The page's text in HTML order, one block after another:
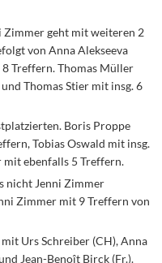
Zimmer geht mit weiteren 2
von Anna Alekseeva
8 Treffern. Thomas Müller
Thomas Stier mit insg. 6
Boris Proppe
Tobias Oswald mit insg.
ebenfalls 5 Treffern.
nicht Jenni Zimmer
Zimmer mit 9 Treffern von
Urs Schreiber (CH), Anna
Jean-Benoît Birck (Fr.).